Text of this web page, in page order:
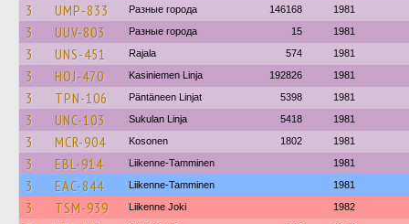
3 UMP-833 Разные города 146168 1981
3 UUV-803 Разные города 15 1981
3 UNS-451 Rajala 574 1981
3 HOJ-470 Kasiniemen Linja 192826 1981
3 TPN-106 Päntäneen Linjat 5398 1981
3 UNC-103 Sukulan Linja 5418 1981
3 MCR-904 Kosonen 1802 1981
3 EBL-914 Liikenne-Tamminen 1981
3 EAC-844 Liikenne-Tamminen 1981
3 TSM-939 Liikenne Joki 1982